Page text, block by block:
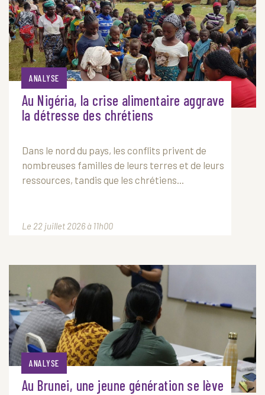
ANALYSE
Au Nigéria, la crise alimentaire aggrave
la détresse des chrétiens
Dans le nord du pays, les conflits privent de
nombreuses familles de leurs terres et de leurs
ressources, tandis que les chrétiens...
Le 22 juillet 2026 à 11h00
ANALYSE
Au Brunei, une jeune génération se lève